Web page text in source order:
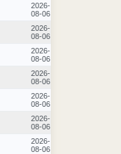
2026-
08-06
2026-
08-06
2026-
08-06
2026-
08-06
2026-
08-06
2026-
08-06
2026-
08-06